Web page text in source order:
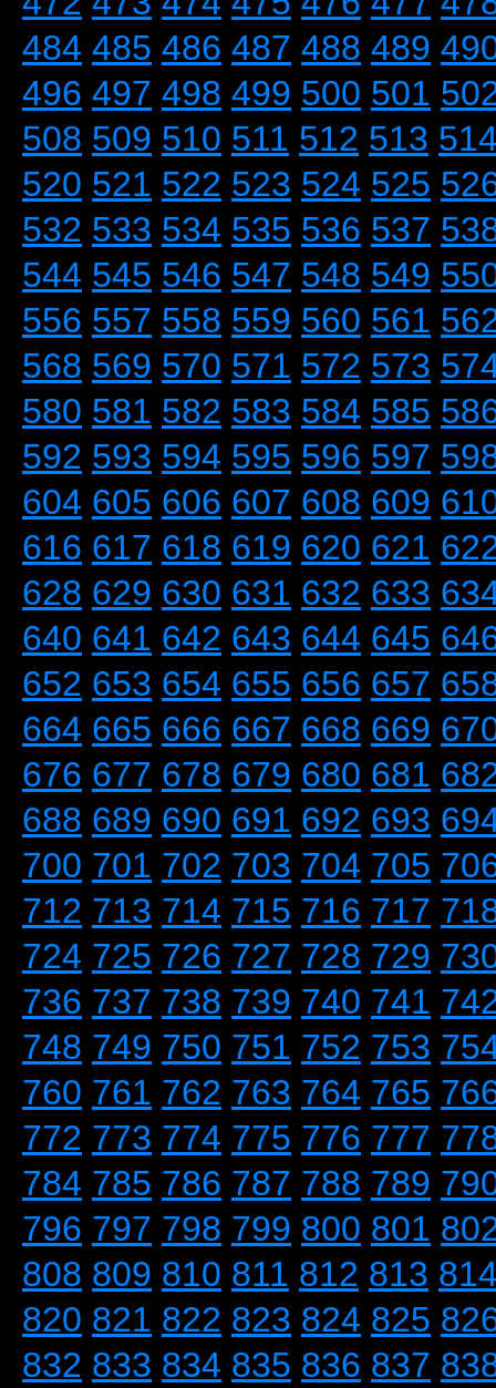
484 485 486 487 488 489
496 497 498 499 500 501
508 509 510 511 512 513
520 521 522 523 524 525
532 533 534 535 536 537
544 545 546 547 548 549
556 557 558 559 560 561
568 569 570 571 572 573
580 581 582 583 584 585
592 593 594 595 596 597
604 605 606 607 608 609
616 617 618 619 620 621
628 629 630 631 632 633
640 641 642 643 644 645
652 653 654 655 656 657
664 665 666 667 668 669
676 677 678 679 680 681
688 689 690 691 692 693
700 701 702 703 704 705
712 713 714 715 716 717
724 725 726 727 728 729
736 737 738 739 740 741
748 749 750 751 752 753
760 761 762 763 764 765
772 773 774 775 776 777
784 785 786 787 788 789
796 797 798 799 800 801
808 809 810 811 812 813
820 821 822 823 824 825
832 833 834 835 836 837